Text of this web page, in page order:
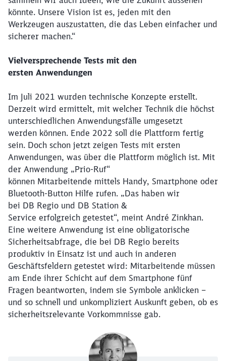
könnte. Unsere Vision ist es, jeden mit den
Werkzeugen auszustatten, die das Leben einfacher und
sicherer machen.“
Vielversprechende Tests mit den
ersten Anwendungen
Im Juli 2021 wurden technische Konzepte erstellt.
Derzeit wird ermittelt, mit welcher Technik die höchst
unterschiedlichen Anwendungsfälle umgesetzt
werden können. Ende 2022 soll die Plattform fertig
sein. Doch schon jetzt zeigen Tests mit ersten
Anwendungen, was über die Plattform möglich ist. Mit
der Anwendung „Prio-Ruf“
können Mitarbeitende mittels Handy, Smartphone oder
Bluetooth-Button Hilfe rufen. „Das haben wir
bei DB Regio und DB Station &
Service erfolgreich getestet“, meint André Zinkhan.
Eine weitere Anwendung ist eine obligatorische
Sicherheitsabfrage, die bei DB Regio bereits
produktiv in Einsatz ist und auch in anderen
Geschäftsfeldern getestet wird: Mitarbeitende müssen
am Ende ihrer Schicht auf dem Smartphone fünf
Fragen beantworten, indem sie Symbole anklicken –
und so schnell und unkompliziert Auskunft geben, ob es
sicherheitsrelevante Vorkommnisse gab.